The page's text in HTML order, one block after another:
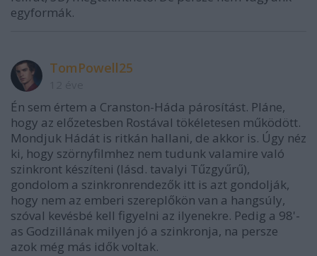
egyformák.
TomPowell25
Én sem értem a Cranston-Háda párosítást. Pláne,
hogy az előzetesben Rostával tökéletesen működött.
Mondjuk Hádát is ritkán hallani, de akkor is. Úgy néz
ki, hogy szörnyfilmhez nem tudunk valamire való
szinkront készíteni (lásd. tavalyi Tűzgyűrű),
gondolom a szinkronrendezők itt is azt gondolják,
hogy nem az emberi szereplőkön van a hangsúly,
szóval kevésbé kell figyelni az ilyenekre. Pedig a 98'-
as Godzillának milyen jó a szinkronja, na persze
azok még más idők voltak.